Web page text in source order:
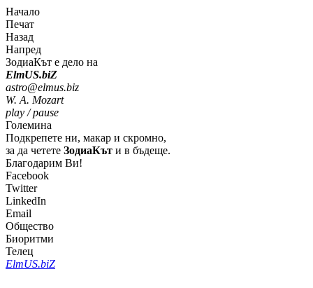
Начало
Печат
Назад
Напред
ЗодиаКът е дело на
ElmUS.biZ
astro@elmus.biz
W. A. Mozart
play / pause
Големина
Подкрепете ни, макар и скромно,
за да четете ЗодиаКът и в бъдеще.
Благодарим Ви!
Facebook
Twitter
LinkedIn
Email
Общество
Биоритми
Телец
ElmUS.biZ